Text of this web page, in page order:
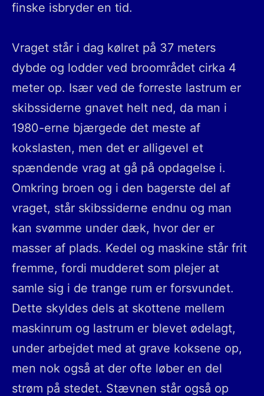
finske isbryder en tid.
Vraget står i dag kølret på 37 meters
dybde og lodder ved broområdet cirka 4
meter op. Især ved de forreste lastrum er
skibssiderne gnavet helt ned, da man i
1980-erne bjærgede det meste af
kokslasten, men det er alligevel et
spændende vrag at gå på opdagelse i.
Omkring broen og i den bagerste del af
vraget, står skibssiderne endnu og man
kan svømme under dæk, hvor der er
masser af plads. Kedel og maskine står frit
fremme, fordi mudderet som plejer at
samle sig i de trange rum er forsvundet.
Dette skyldes dels at skottene mellem
maskinrum og lastrum er blevet ødelagt,
under arbejdet med at grave koksene op,
men nok også at der ofte løber en del
strøm på stedet. Stævnen står også op